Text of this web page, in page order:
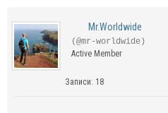
Mr.Worldwide
(@mr-worldwide)
Active Member
Записи: 18